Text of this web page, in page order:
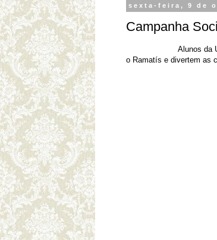
sexta-feira, 9 de
Campanha
Alunos da
o Ramatís e divertem